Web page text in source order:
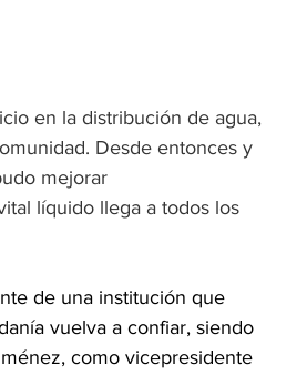
en la distribución de agua,
Desde entonces y
mejorar
líquido llega a todos los
de una institución que
vuelva a confiar, siendo
como vicepresidente